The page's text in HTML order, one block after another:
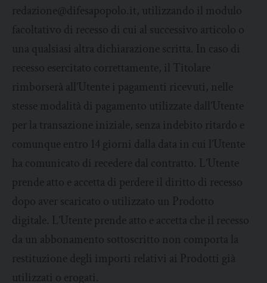
redazione@difesapopolo.it, utilizzando il modulo
facoltativo di recesso di cui al successivo articolo o
una qualsiasi altra dichiarazione scritta. In caso di
recesso esercitato correttamente, il Titolare
rimborserà all’Utente i pagamenti ricevuti, nelle
stesse modalità di pagamento utilizzate dall’Utente
per la transazione iniziale, senza indebito ritardo e
comunque entro 14 giorni dalla data in cui l’Utente
ha comunicato di recedere dal contratto. L’Utente
prende atto e accetta di perdere il diritto di recesso
dopo aver scaricato o utilizzato un Prodotto
digitale. L’Utente prende atto e accetta che il recesso
da un abbonamento sottoscritto non comporta la
restituzione degli importi relativi ai Prodotti già
utilizzati o erogati.